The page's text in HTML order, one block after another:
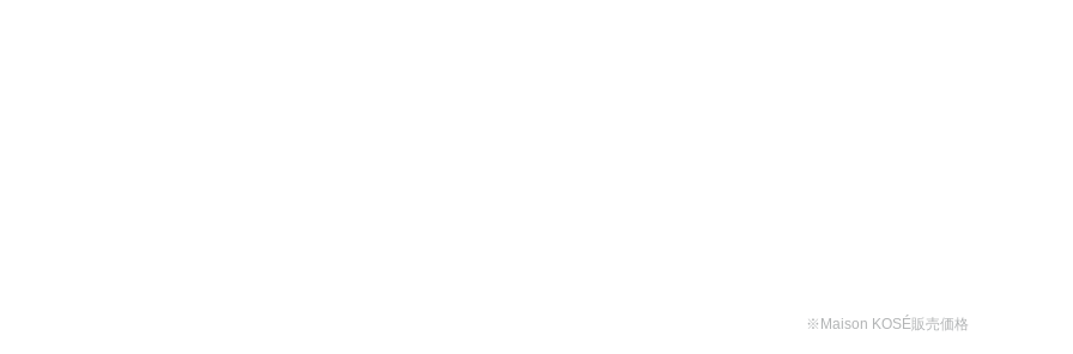
※Maison KOSÉ販売価格